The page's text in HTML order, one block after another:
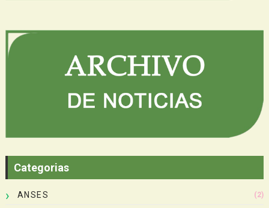
Categorias
ANSES (2)